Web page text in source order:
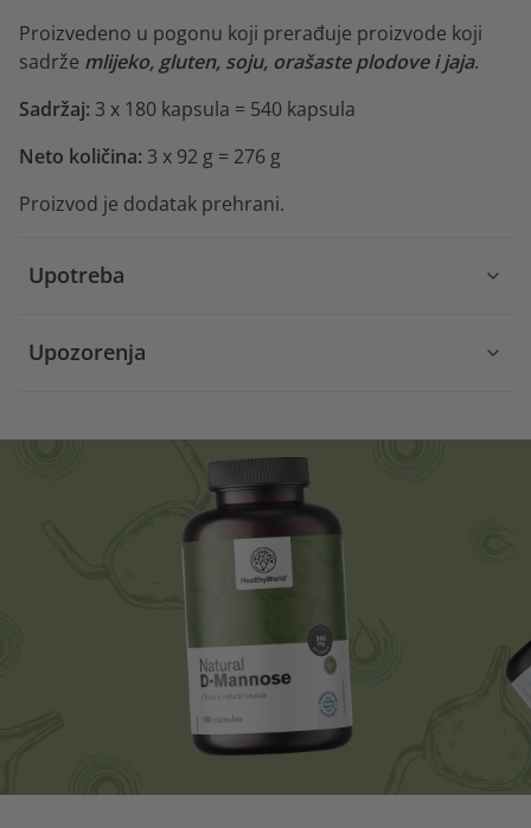
Proizvedeno u pogonu koji prerađuje proizvode koji
sadrže mlijeko, gluten, soju, orašaste plodove i jaja.
Sadržaj: 3 x 180 kapsula = 540 kapsula
Neto količina: 3 x 92 g = 276 g
Proizvod je dodatak prehrani.
Upotreba
Upozorenja